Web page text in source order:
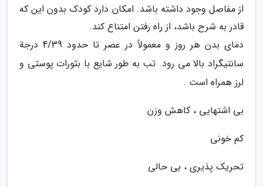
از مفاصل وجود داشته باشد. امکان دارد کودک بدون این که
قادر به شرح باشد، از راه رفتن امتناع کند.
دمای بدن هر روز و معمولاً در عصر تا حدود 4/39 درجة
سانتیگراد بالا می رود. تب به طور شایع با بثورات پوستی و
لرز همراه است .
بی اشتهایی ، کاهش وزن
کم خونی
تحریک پذیری ، بی حالی